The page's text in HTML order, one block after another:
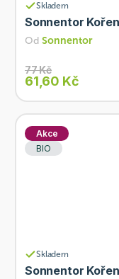
Skladem
Sonnentor
Od Sonnentor
77 Kč
61,60 Kč
Akce
BIO
Skladem
Sonnentor